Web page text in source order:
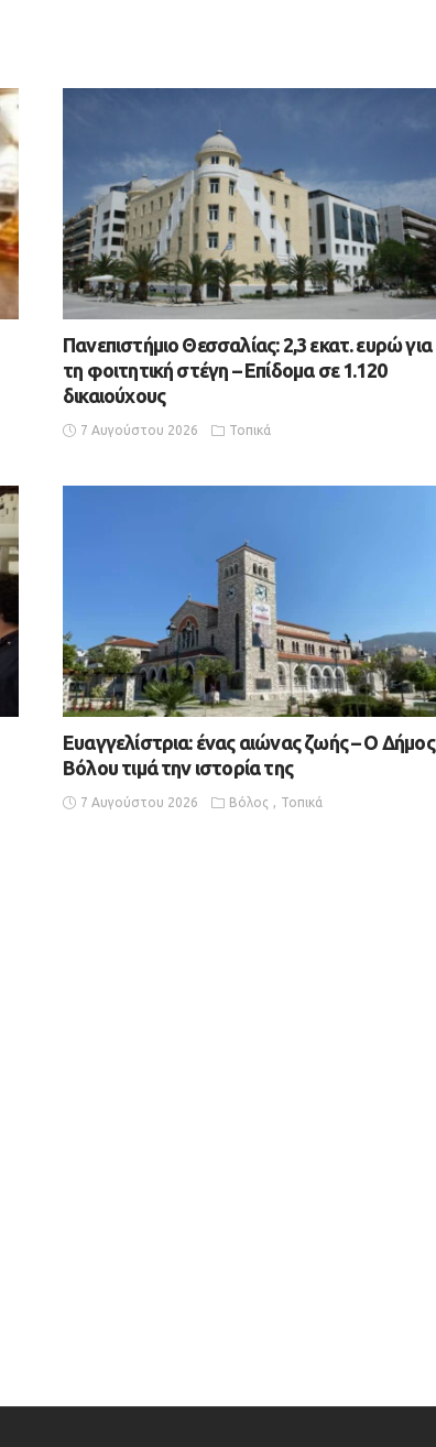
Πανεπιστήμιο Θεσσαλίας: 2,3 εκατ. ευρώ για
τη φοιτητική στέγη – Επίδομα σε 1.120
δικαιούχους
7 Αυγούστου 2026 Τοπικά
Ευαγγελίστρια: ένας αιώνας ζωής – Ο Δήμος
Βόλου τιμά την ιστορία της
7 Αυγούστου 2026 Βόλος Τοπικά